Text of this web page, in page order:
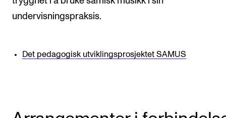
undervisningspraksis.
Det pedagogisk utviklingsprosjektet SAMUS